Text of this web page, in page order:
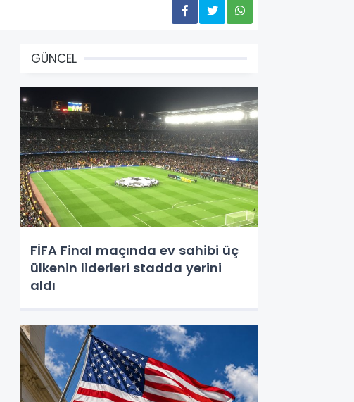
GÜNCEL
FİFA Final maçında ev sahibi üç
ülkenin liderleri stadda yerini
aldı